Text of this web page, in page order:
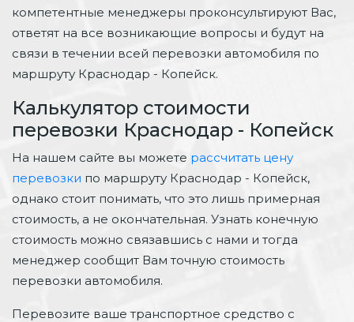
компетентные менеджеры проконсультируют Вас,
ответят на все возникающие вопросы и будут на
связи в течении всей перевозки автомобиля по
маршруту Краснодар - Копейск.
Калькулятор стоимости
перевозки Краснодар - Копейск
На нашем сайте вы можете рассчитать цену
перевозки по маршруту Краснодар - Копейск,
однако стоит понимать, что это лишь примерная
стоимость, а не окончательная. Узнать конечную
стоимость можно связавшись с нами и тогда
менеджер сообщит Вам точную стоимость
перевозки автомобиля.
Перевозите ваше транспортное средство с